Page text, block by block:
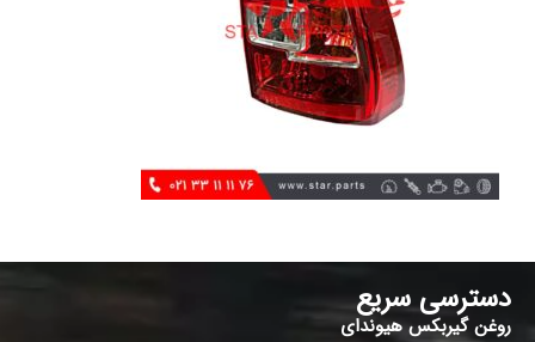
دسترسی سریع
روغن گیربکس هیوندای